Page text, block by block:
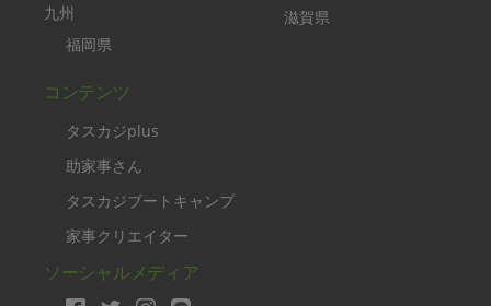
九州
福岡県
滋賀県
コンテンツ
タスカジplus
助家事さん
タスカジブートキャンプ
家事クリエイター
ソーシャルメディア